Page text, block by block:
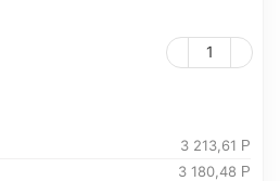
3 213,61 Р
3 180,48 Р